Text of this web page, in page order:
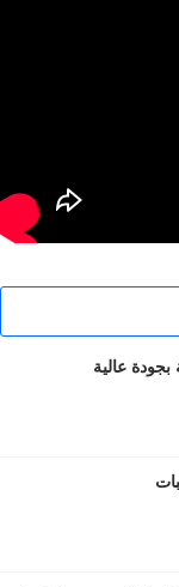
عالية